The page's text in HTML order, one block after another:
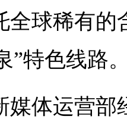
全球稀有的
”特色线路
媒体运营部